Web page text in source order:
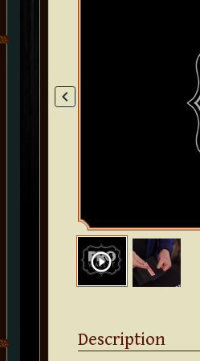
keyboard_arrow_left
play_circle_outline
Description